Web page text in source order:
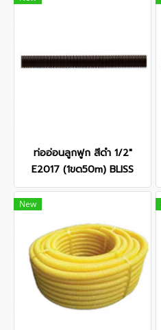
ท่ออ่อนลูกฟูก สีดำ 1/2"
E2017 (1ขด50m) BLISS
New